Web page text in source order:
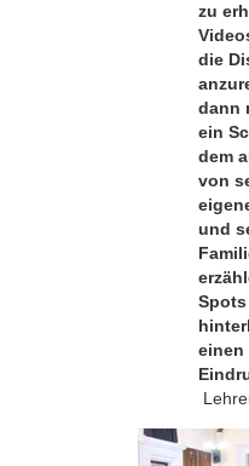
zu
die
dann
ein
dem
von
und
Spots
einen